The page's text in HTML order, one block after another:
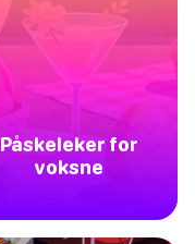
Påskeleker for
voksne